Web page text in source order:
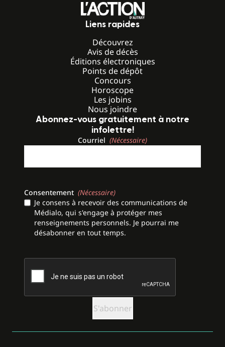
Liens rapides
Découvrez
Avis de décès
Éditions électroniques
Points de dépôt
Concours
Horoscope
Les jobins
Nous joindre
Abonnez-vous gratuitement à notre
infolettre!
Courriel (Nécessaire)
Consentement (Nécessaire)
Je consens à recevoir des communications de
Médialo, qui s'engage à protéger mes
renseignements personnels. Je pourrai me
désabonner en tout temps.